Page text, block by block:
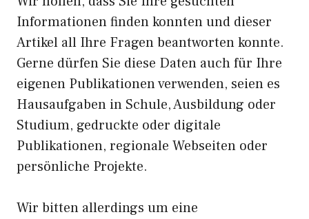
Informationen finden konnten und dieser
Artikel all Ihre Fragen beantworten konnte.
Gerne dürfen Sie diese Daten auch für Ihre
eigenen Publikationen verwenden, seien es
Hausaufgaben in Schule, Ausbildung oder
Studium, gedruckte oder digitale
Publikationen, regionale Webseiten oder
persönliche Projekte.
Wir bitten allerdings um eine